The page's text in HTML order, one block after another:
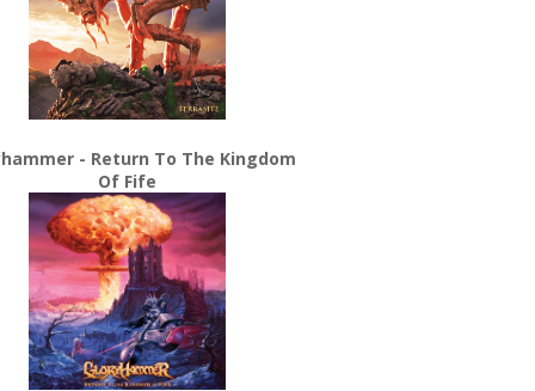
- Return To The Kingdom
Of Fife